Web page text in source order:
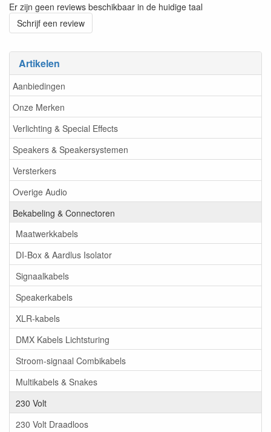
Artikelen
Aanbiedingen
Onze Merken
Verlichting & Special Effects
Speakers & Speakersystemen
Versterkers
Overige Audio
Bekabeling & Connectoren
Maatwerkkabels
DI-Box & Aardlus Isolator
Signaalkabels
Speakerkabels
XLR-kabels
DMX Kabels Lichtsturing
Stroom-signaal Combikabels
Multikabels & Snakes
230 Volt
230 Volt Draadloos
Er zijn geen reviews beschikbaar in de huidige taal
Schrijf een review